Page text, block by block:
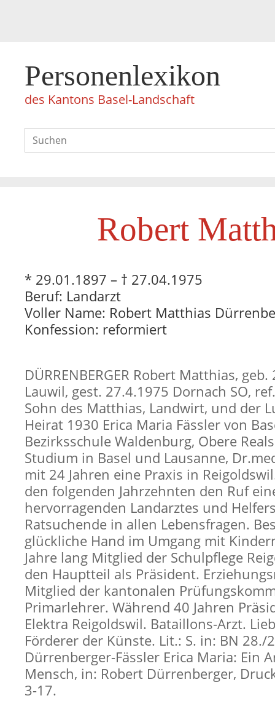
Personenlexikon
des Kantons Basel-Landschaft
Robert
* 29.01.1897 – † 27.04.1975
Beruf: Landarzt
Voller Name: Robert Matthias
Konfession: reformiert
DÜRRENBERGER Robert Matthias,
Lauwil, gest. 27.4.1975 Dornach SO,
Sohn des Matthias, Landwirt, und der
Heirat 1930 Erica Maria Fässler von
Bezirksschule Waldenburg, Obere
Studium in Basel und Lausanne,
mit 24 Jahren eine Praxis in
den folgenden Jahrzehnten den Ruf
hervorragenden Landarztes und
Ratsuchende in allen Lebensfragen.
glückliche Hand im Umgang mit
Jahre lang Mitglied der Schulpflege
den Hauptteil als Präsident.
Mitglied der kantonalen
Primarlehrer. Während 40 Jahren
Elektra Reigoldswil. Bataillons-Arzt.
Förderer der Künste. Lit.: S. in: BN 28./
Dürrenberger-Fässler Erica Maria: Ein
Mensch, in: Robert Dürrenberger,
3-17.